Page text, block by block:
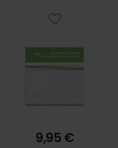
9,95 €